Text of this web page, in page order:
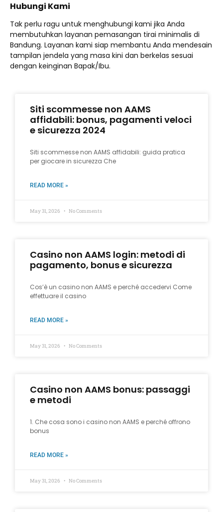
Hubungi Kami
Tak perlu ragu untuk menghubungi kami jika Anda
membutuhkan layanan pemasangan tirai minimalis di
Bandung. Layanan kami siap membantu Anda mendesain
tampilan jendela yang masa kini dan berkelas sesuai
dengan keinginan Bapak/Ibu.
Siti scommesse non AAMS
affidabili: bonus, pagamenti veloci
e sicurezza 2024
Siti scommesse non AAMS affidabili: guida pratica
per giocare in sicurezza Che
READ MORE »
May 31, 2026 No Comments
Casino non AAMS login: metodi di
pagamento, bonus e sicurezza
Cos’è un casino non AAMS e perché accedervi Come
effettuare il casino
READ MORE »
May 31, 2026 No Comments
Casino non AAMS bonus: passaggi
e metodi
1. Che cosa sono i casino non AAMS e perché offrono
bonus
READ MORE »
May 31, 2026 No Comments